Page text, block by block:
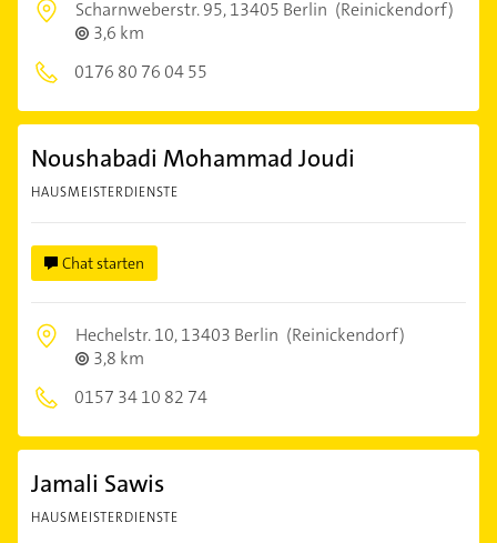
Scharnweberstr. 95,13405 Berlin (Reinickendorf)
3,6 km
0176 80 76 04 55
Noushabadi Mohammad Joudi
HAUSMEISTERDIENSTE
Chat starten
Hechelstr. 10,13403 Berlin (Reinickendorf)
3,8 km
0157 34 10 82 74
Jamali Sawis
HAUSMEISTERDIENSTE